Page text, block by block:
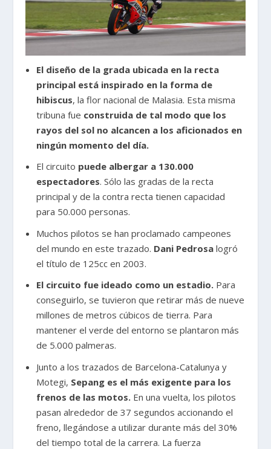
El diseño de la grada ubicada en la recta
principal está inspirado en la forma de
hibiscus, la flor nacional de Malasia. Esta misma
tribuna fue construida de tal modo que los
rayos del sol no alcancen a los aficionados en
ningún momento del día.
El circuito puede albergar a 130.000
espectadores. Sólo las gradas de la recta
principal y de la contra recta tienen capacidad
para 50.000 personas.
Muchos pilotos se han proclamado campeones
del mundo en este trazado. Dani Pedrosalogró
el título de 125cc en 2003.
El circuito fue ideado como un estadio.Para
conseguirlo, se tuvieron que retirar más de nueve
millones de metros cúbicos de tierra. Para
mantener el verde del entorno se plantaron más
de 5.000 palmeras.
Junto a los trazados de Barcelona-Catalunya y
Motegi, Sepang es el más exigente para los
frenos de las motos.En una vuelta, los pilotos
pasan alrededor de 37 segundos accionando el
freno, llegándose a utilizar durante más del 30%
del tiempo total de la carrera. La fuerza